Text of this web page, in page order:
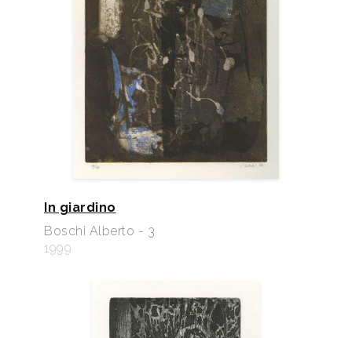
In giardino
Boschi Alberto - 3
1999